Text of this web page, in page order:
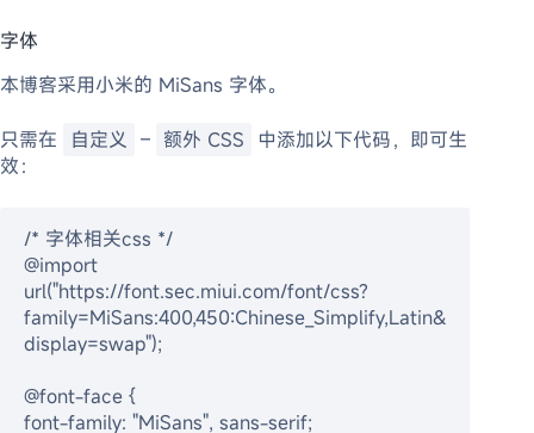
字体
本博客采用小米的 MiSans 字体。
只需在 自定义 – 额外 CSS
中添加以下代码，即可生
效：
/* 字体相关css */
@import
url("https://font.sec.miui.com/font/css?
family=MiSans:400,450:Chinese_Simplify,Latin&
display=swap");
@font-face {
font-family: "MiSans", sans-serif;